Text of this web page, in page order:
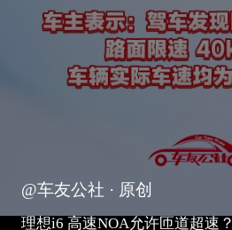
@车友公社 · 原创
理想i6 高速NOA允许匝道超速？